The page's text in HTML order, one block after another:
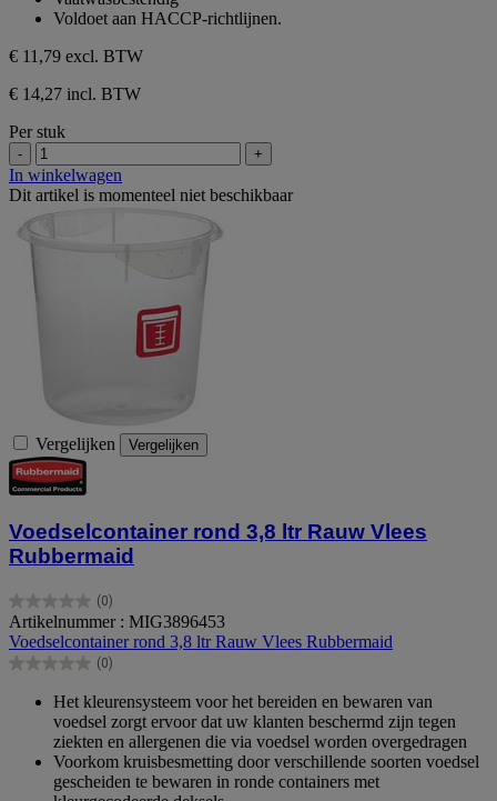
Voldoet aan HACCP-richtlijnen.
€ 11,79 excl. BTW
€ 14,27 incl. BTW
Per stuk
- +
In winkelwagen
Dit artikel is momenteel niet beschikbaar
Vergelijken Vergelijken
Voedselcontainer rond 3,8 ltr Rauw Vlees
Rubbermaid
(0)
0.0
van
de
5
Artikelnummer : MIG3896453
Voedselcontainer rond 3,8 ltr Rauw Vlees Rubbermaid
(0)
0.0
sterren.
Het kleurensysteem voor het bereiden en bewaren van
voedsel zorgt ervoor dat uw klanten beschermd zijn tegen
ziekten en allergenen die via voedsel worden overgedragen
Voorkom kruisbesmetting door verschillende soorten voedsel
gescheiden te bewaren in ronde containers met